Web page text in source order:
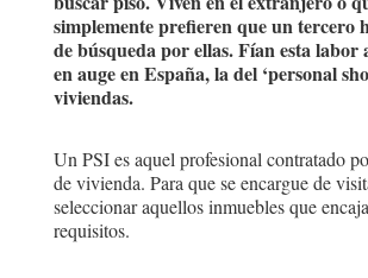
simplemente prefieren que un tercero
de búsqueda por ellas. Fían esta
en auge en España, la del ‘personal
viviendas.
Un PSI es aquel profesional contratado
de vivienda. Para que se encargue de
seleccionar aquellos inmuebles que
requisitos.